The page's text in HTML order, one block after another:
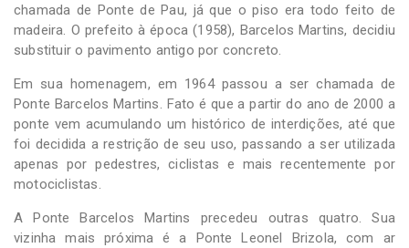
chamada de Ponte de Pau, já que o piso era todo feito de
madeira. O prefeito à época (1958), Barcelos Martins, decidiu
substituir o pavimento antigo por concreto.
Em sua homenagem, em 1964 passou a ser chamada de
Ponte Barcelos Martins. Fato é que a partir do ano de 2000 a
ponte vem acumulando um histórico de interdições, até que
foi decidida a restrição de seu uso, passando a ser utilizada
apenas por pedestres, ciclistas e mais recentemente por
motociclistas.
A Ponte Barcelos Martins precedeu outras quatro. Sua
vizinha mais próxima é a Ponte Leonel Brizola, com ar